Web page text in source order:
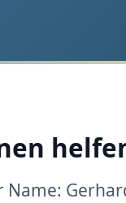
Name: